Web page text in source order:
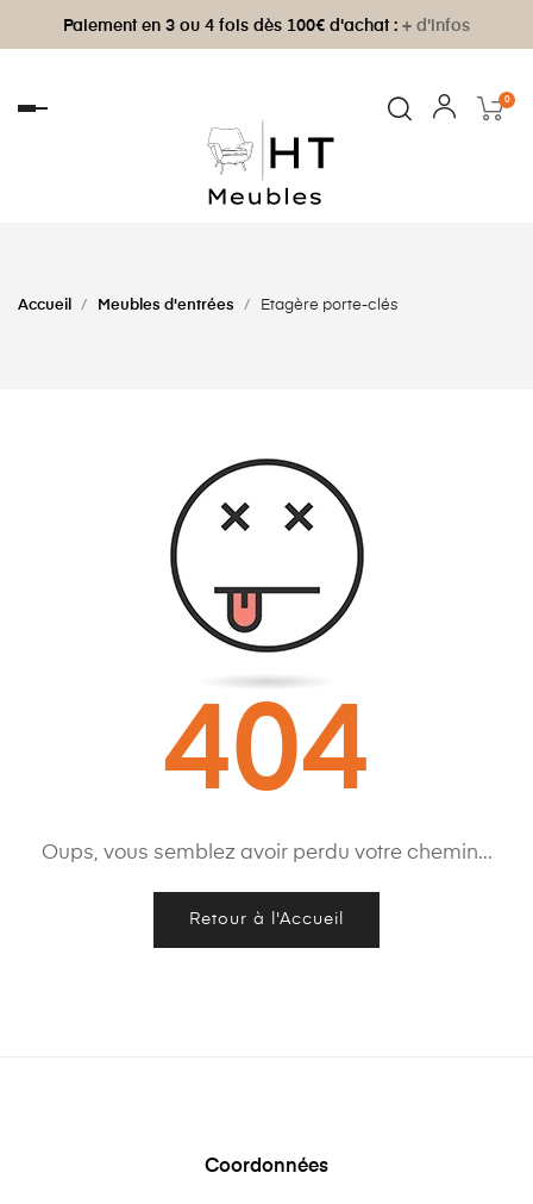
Paiement en 3 ou 4 fois dès 100€ d'achat : + d'infos
Basculer
0
Accueil Meubles d'entrées Etagère porte-clés
404
Oups, vous semblez avoir perdu votre chemin...
Retour à l'Accueil
Coordonnées